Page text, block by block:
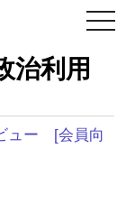
治利用
ュー
[会員向